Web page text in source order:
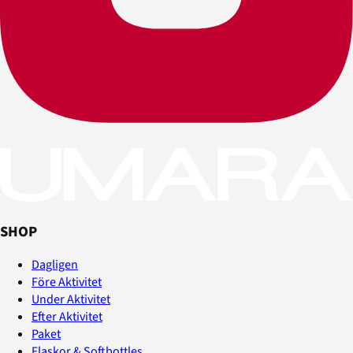
SHOP
Dagligen
Före Aktivitet
Under Aktivitet
Efter Aktivitet
Paket